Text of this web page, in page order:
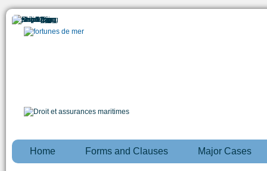
Home Forms and Clauses Major Cases